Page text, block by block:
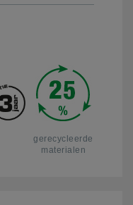
gerecycleerde
materialen